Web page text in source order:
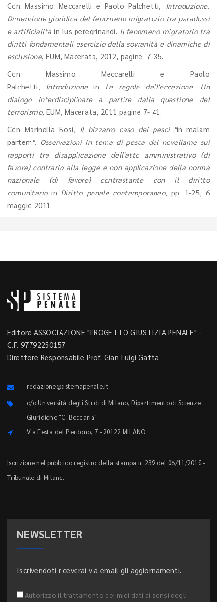
Con Massimo Meccarelli e Paolo Palchetti,
Introduzione.
Dimensione giuridica del fenomeno migratorio tra paradossi
e artificialità in Ius peregrinandi. Il fenomeno migratorio tra
diritti fondamentali esercizio della sovranità e dinamiche di
esclusione, EUM, Macerata, 2012, pagine 7-35.
Con Massimo Meccarelli e Paolo
Palchetti, Introduzionein Le regole dell'eccezione. Un
dialogo interdisciplinare a partire dalla questione del
terrorismo, EUM, Macerata, 2011 pagine 7- 41.
Con Marinella Bosi, Il bizzarro caso dei pesci "in malam
partem". Osservazioni in tema di pesca del novellame sui
rapporti tra disapplicazione dell'atto amministrativo (di
favore) contrario alla legge e non applicazione della norma
nazionale (di favore) contrastante con il diritto
comunitarioin Diritto penale contemporaneo, pp. 1-25, 6
maggio 2011.
Editore ASSOCIAZIONE "PROGETTO GIUSTIZIA PENALE" -
C.F. 97792250157
Direttore Responsabile Prof. Gian Luigi Gatta
redazione@sistemapenale.it
c/o Università degli Studi di Milano, Dipartimento di Scienze
Giuridiche "C. Beccaria"
Via Festa del Perdono, 7 - 20122 MILANO
Iscrizione nel pubblico registro della stampa n. 239 del 06/11/2019 -
Tribunale di Milano.
NEWSLETTER
Iscrivendoti riceverai via email gli aggiornamenti.
Autorizzo il trattamento dei miei dati ai sensi degli